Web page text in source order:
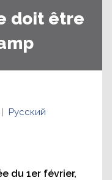
doit être
Русский
du 1er février,